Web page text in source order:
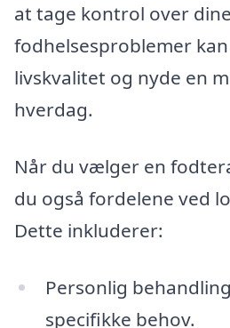
at tage kontrol over dine
fodhelsesproblemer
livskvalitet og nyde en
hverdag.
Når du vælger en
du også fordelene ved
Dette inkluderer:
Personlig
specifikke behov.